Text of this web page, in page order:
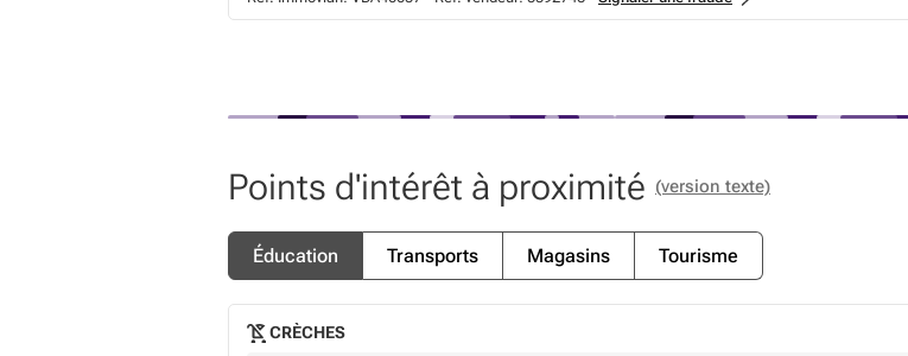
Points d'intérêt à proximité (version texte)
Éducation Transports Magasins Tourisme
CRÈCHES